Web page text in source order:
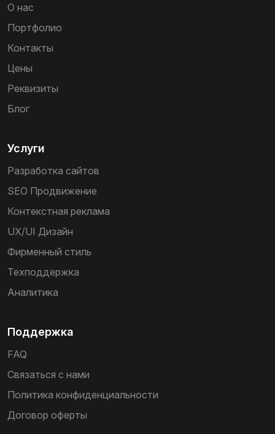
О нас
Портфолио
Контакты
Цены
Реквизиты
Блог
Услуги
Разработка сайтов
SEO Продвижение
Контекстная реклама
UX/UI Дизайн
Фирменный стиль
Техподдержка
Аналитика
Поддержка
FAQ
Связаться с нами
Политика конфиденциальности
Договор оферты